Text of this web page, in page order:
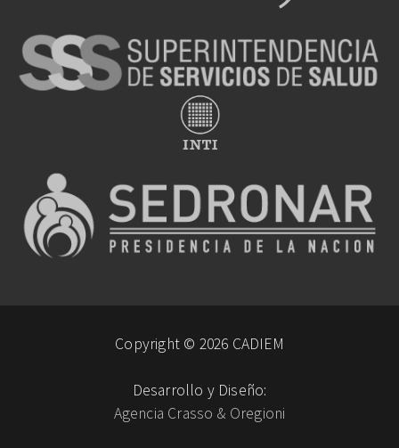
Copyright © 2026 CADIEM
Desarrollo y Diseño:
Agencia Crasso & Oregioni